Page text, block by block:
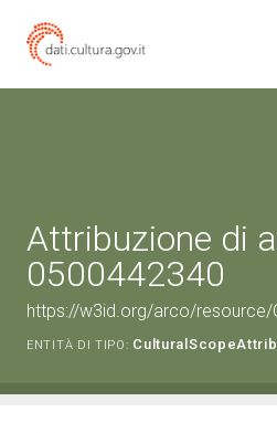
Attribuzione di
0500442340
https://w3id.org/arco/resource/
ENTITÀ DI TIPO: